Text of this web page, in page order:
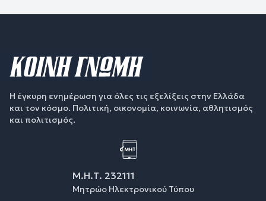
Η έγκυρη ενημέρωση για όλες τις εξελίξεις στην Ελλάδα
και τον κόσμο. Πολιτική, οικονομία, κοινωνία, αθλητισμός
και πολιτισμός.
Μ.Η.Τ. 232111
Μητρώο Ηλεκτρονικού Τύπου